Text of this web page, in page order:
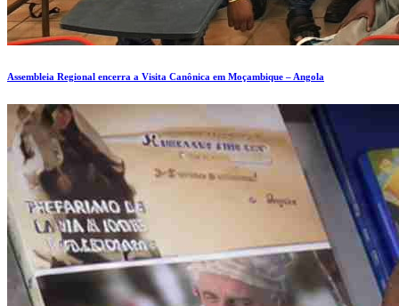
Assembleia Regional encerra a Visita Canônica em Moçambique – Angola